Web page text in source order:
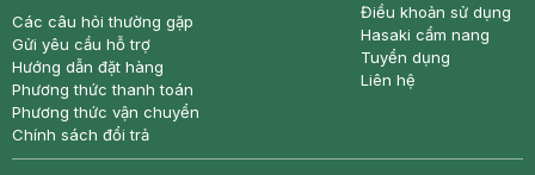
Các câu hỏi thường gặp
Gửi yêu cầu hỗ trợ
Hướng dẫn đặt hàng
Phương thức thanh toán
Phương thức vận chuyển
Chính sách đổi trả
Điều khoản sử dụng
Hasaki cẩm nang
Tuyển dụng
Liên hệ